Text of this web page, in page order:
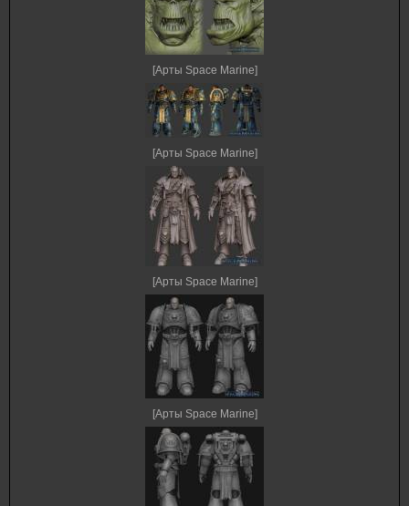
[Арты Space Marine]
[Арты Space Marine]
[Арты Space Marine]
[Арты Space Marine]